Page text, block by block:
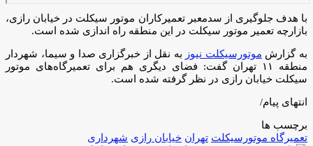
با هدف جلوگیری از سدمعبر تعمیرکاران موتور سیکلت در خیابان رازی،
بازارچه تعمیر موتور سیکلت در این منطقه راه اندازی شده است.
به گزارش موتورسیکلت نیوز به نقل از خبرگزاری صدا و سیما، شهردار
منطقه ۱۱ تهران گفت: فضای دیگری هم برای تعمیرگاه‌های موتور
سیکلت خیابان رازی در نظر گرفته شده است.
انتهای پیام/
برچسب ها
تعمیرگاه موتورسیکلت تهران خیابان رازی شهرداری